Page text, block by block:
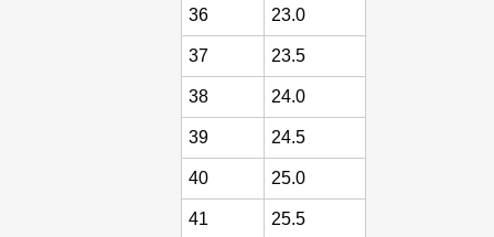
36 23.0
37 23.5
38 24.0
39 24.5
40 25.0
41 25.5